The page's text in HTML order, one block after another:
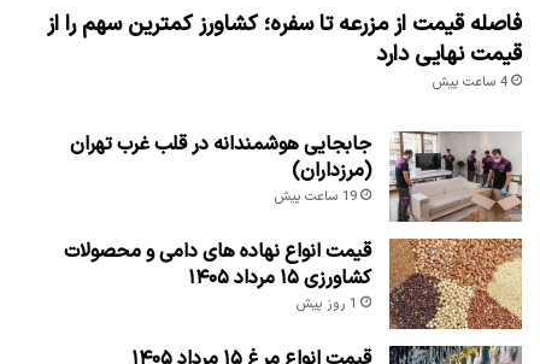
فاصله قیمت از مزرعه تا سفره؛ کشاورز کمترین سهم را از
قیمت نهایی دارد
4 ساعت پیش
جابجایی هوشمندانه در قلب غرب تهران
(مرزداران)
19 ساعت پیش
قیمت انواع نهاده های دامی و محصولات
کشاورزی ۱۵ مرداد ۱۴۰۵
1 روز پیش